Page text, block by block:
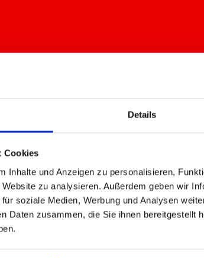
Details
Cookies
Inhalte und Anzeigen zu personalisieren,
zu analysieren. Außerdem geben wir
soziale Medien, Werbung und Analysen
Daten zusammen, die Sie ihnen bereitgestellt